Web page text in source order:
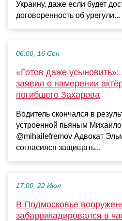
Украину, даже если будет
договоренность об урегули...
06:00, 16 Сен
«Готов даже
заявил о намерении
погибшего Захарова
Водитель скончался в
устроенной пьяным
@mihailefremov Адвокат
согласился защищать...
17:00, 22 Июл
В Подмосковье
забаррикадировался в